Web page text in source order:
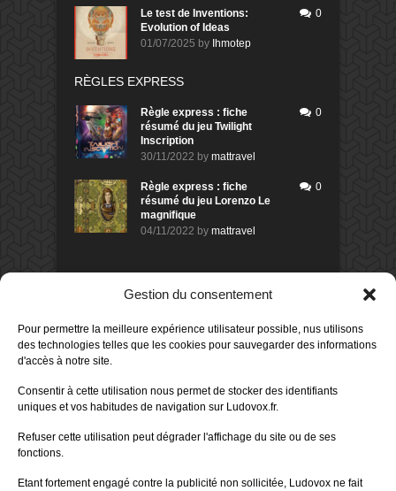
Gestion du consentement
Pour permettre la meilleure expérience utilisateur possible, nus utilisons
des technologies telles que les cookies pour sauvegarder des informations
d'accès à notre site.
Consentir à cette utilisation nous permet de stocker des identifiants
uniques et vos habitudes de navigation sur Ludovox.fr.
Refuser cette utilisation peut dégrader l'affichage du site ou de ses
fonctions.
Etant fortement engagé contre la publicité non sollicitée, Ludovox ne fait
Le test de Inventions:
Evolution of Ideas
01/07/2025 by Ihmotep
0
RÈGLES EXPRESS
Règle express : fiche
résumé du jeu Twilight
Inscription
30/11/2022 by mattravel
0
Règle express : fiche
résumé du jeu Lorenzo Le
magnifique
04/11/2022 by mattravel
0
DERNIERS AVIS DES MEMBRES
Avis de morlockbob
Sur le jeu Collect!
il y a 1 jour
Avis demorlockbob
Sur le jeu Detective Box - Ciao
Publié leil y a 3 jours
80%
Sur le jeu Detective Box - Ciao